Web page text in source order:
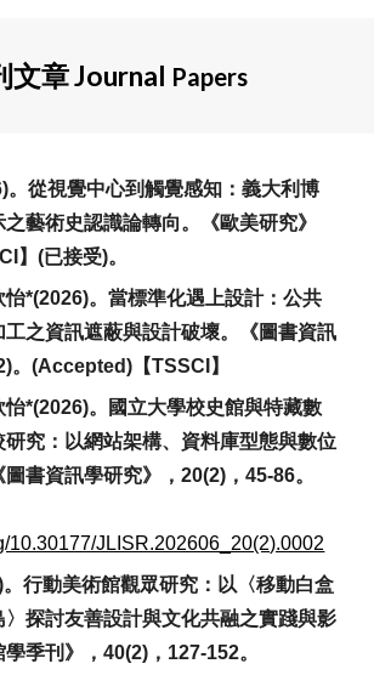
文章 Journal Papers
。從視覺中心到觸覺感知：義大利博
藝術史認識論轉向。
《歐美研究》
】(已接受)。
怡*(2026)。當標準化遇上設計：公共
工之資訊遮蔽與設計破壞。《 圖書資訊
。(Accepted)【TSSCI】
怡*(2026)。國立大學校史館與特藏數
研究：以網站架構、資料庫型態與數位
圖書資訊學研究》，20(2)，45-86。
10.30177/JLISR.202606_20(2).0002
行動美術館觀眾研究：以〈移動白盒
探討友善設計與文化共融之實踐與影
季刊》，40(2)，127-152。